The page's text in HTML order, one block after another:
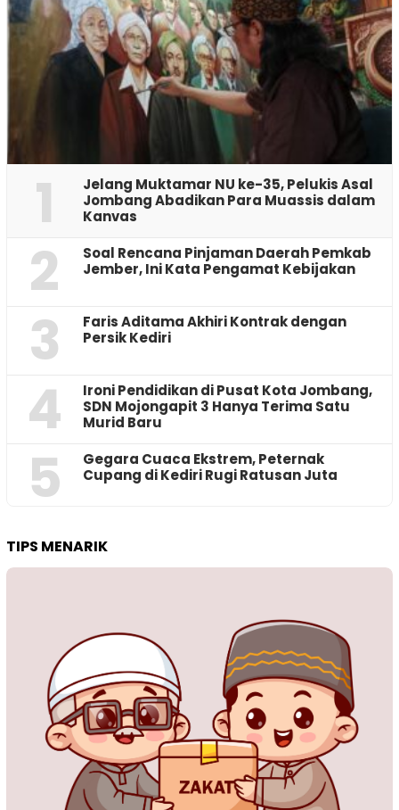
1
Jelang Muktamar NU ke-35, Pelukis Asal
Jombang Abadikan Para Muassis dalam
Kanvas
2
‎Soal Rencana Pinjaman Daerah Pemkab
Jember, Ini Kata Pengamat Kebijakan ‎
3
Faris Aditama Akhiri Kontrak dengan
Persik Kediri
4
Ironi Pendidikan di Pusat Kota Jombang,
SDN Mojongapit 3 Hanya Terima Satu
Murid Baru
5
‎Gegara Cuaca Ekstrem, Peternak
Cupang di Kediri Rugi Ratusan Juta
TIPS MENARIK